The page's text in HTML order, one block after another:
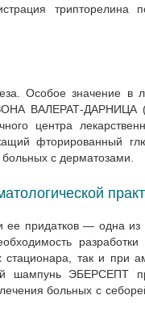
трипторелина
Особое значение в
ВАЛЕРАТ-ДАРНИЦА
центра
фторированный
с дерматозами.
придатков — одна из
так и при
шампунь ЭБЕРСЕПТ
больных с